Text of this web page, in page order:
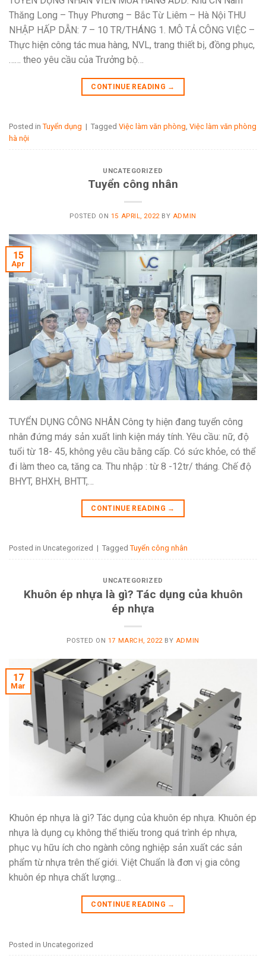
Thăng Long – Thụy Phương – Bắc Từ Liêm – Hà Nội THU
NHẬP HẤP DẪN: 7 – 10 TR/THÁNG 1. MÔ TẢ CÔNG VIỆC –
Thực hiện công tác mua hàng, NVL, trang thiết bị, đồng phục,
…… theo yêu cầu của Trưởng bộ…
CONTINUE READING →
Posted in Tuyển dụng | Tagged Việc làm văn phòng, Việc làm văn phòng
hà nội
UNCATEGORIZED
Tuyển công nhân
POSTED ON 15 APRIL, 2022BY ADMIN
15
Apr
TUYỂN DỤNG CÔNG NHÂN Công ty hiện đang tuyển công
nhân đứng máy sản xuất linh kiện máy tính. Yêu cầu: nữ, độ
tuổi từ 18- 45, không yêu cầu bằng cấp. Có sức khỏe, có thể
đi làm theo ca, tăng ca. Thu nhập : từ 8 -12tr/ tháng. Chế độ
BHYT, BHXH, BHTT,…
CONTINUE READING →
Posted in Uncategorized | Tagged Tuyển công nhân
UNCATEGORIZED
Khuôn ép nhựa là gì? Tác dụng của khuôn
ép nhựa
POSTED ON 17 MARCH, 2022 BY ADMIN
17
Mar
Khuôn ép nhựa là gì? Tác dụng của khuôn ép nhựa. Khuôn ép
nhựa là dụng cụ không thể thiếu trong quá trình ép nhựa,
phục vụ hữu ích cho ngành công nghiệp sản xuất các sản
phẩm từ nhựa trên thế giới. Việt Chuẩn là đơn vị gia công
khuôn ép nhựa chất lượng…
CONTINUE READING →
Posted in Uncategorized